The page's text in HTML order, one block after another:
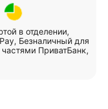
в отделении,
Безналичный для
ПриватБанк,